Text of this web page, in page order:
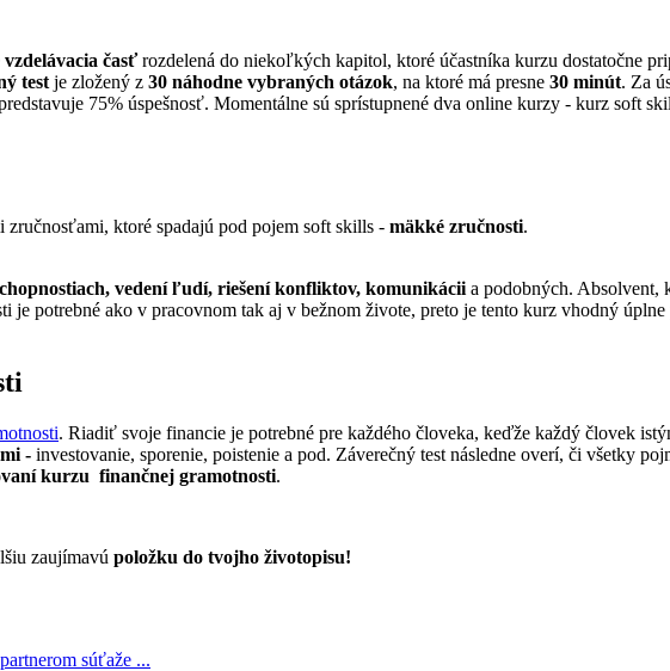
vzdelávacia časťrozdelená do niekoľkých kapitol, ktoré účastníka kurzu dostatočne
test je zložený z 30 náhodne vybraných otázok, na ktoré má presne 30 minút. Za
75% úspešnosť. Momentálne sú sprístupnené dva online kurzy - kurz soft
zručnosťami, ktoré spadajú pod pojem soft skills - mäkké zručnosti.
vedení ľudí, riešení konfliktov, komunikácii a podobných. Absolvent,
potrebné ako v pracovnom tak aj v bežnom živote, preto je tento kurz vhodný úplne
. Riadiť svoje financie je potrebné pre každého človeka, keďže každý človek
- investovanie, sporenie, poistenie a pod. Záverečný test následne overí, či všetky
kurzu finančnej gramotnosti.
zaujímavú položku do tvojho životopisu!
súťaže ...